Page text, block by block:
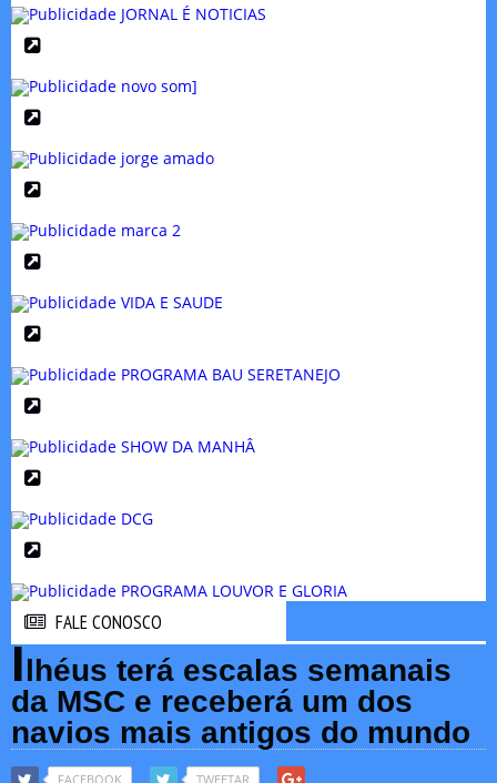
FALE CONOSCO
Ilhéus terá escalas semanais
da MSC e receberá um dos
navios mais antigos do mundo
FACEBOOK TWEETAR